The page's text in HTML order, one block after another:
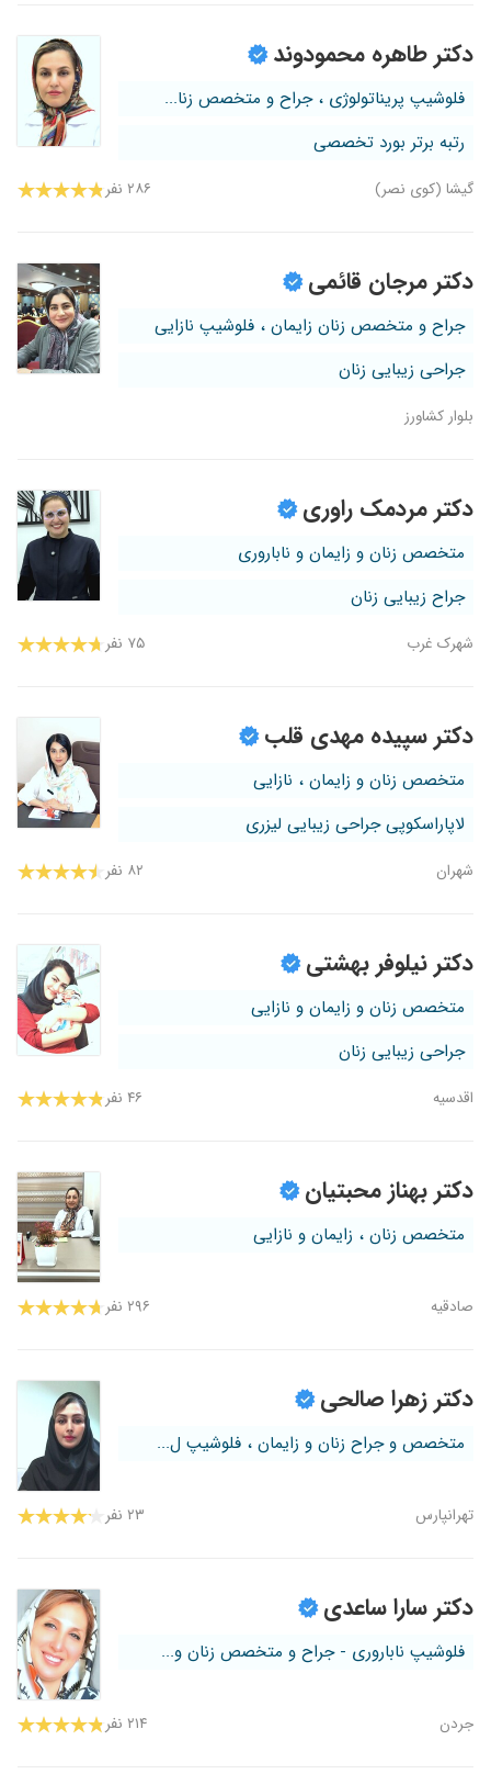
دکتر طاهره محمودوند
فلوشیپ پریناتولوژی ، جراح و متخصص زنا...
رتبه برتر بورد تخصصی
گیشا (کوی نصر) ۲۸۶ نفر
دکتر مرجان قائمی
جراح و متخصص زنان زایمان ، فلوشیپ نازایی
جراحی زیبایی زنان
بلوار کشاورز
دکتر مردمک راوری
متخصص زنان و زایمان و ناباروری
جراح زیبایی زنان
شهرک غرب ۷۵ نفر
دکتر سپیده مهدی قلب
متخصص زنان و زایمان ، نازایی
لاپاراسکوپی جراحی زیبایی لیزری
شهران ۸۲ نفر
دکتر نیلوفر بهشتی
متخصص زنان و زایمان و نازایی
جراحی زیبایی زنان
اقدسیه ۴۶ نفر
دکتر بهناز محبتیان
متخصص زنان ، زایمان و نازایی
صادقیه ۲۹۶ نفر
دکتر زهرا صالحی
متخصص و جراح زنان و زایمان ، فلوشیپ ل...
تهرانپارس ۲۳ نفر
دکتر سارا ساعدی
فلوشیپ ناباروری - جراح و متخصص زنان و...
جردن ۲۱۴ نفر